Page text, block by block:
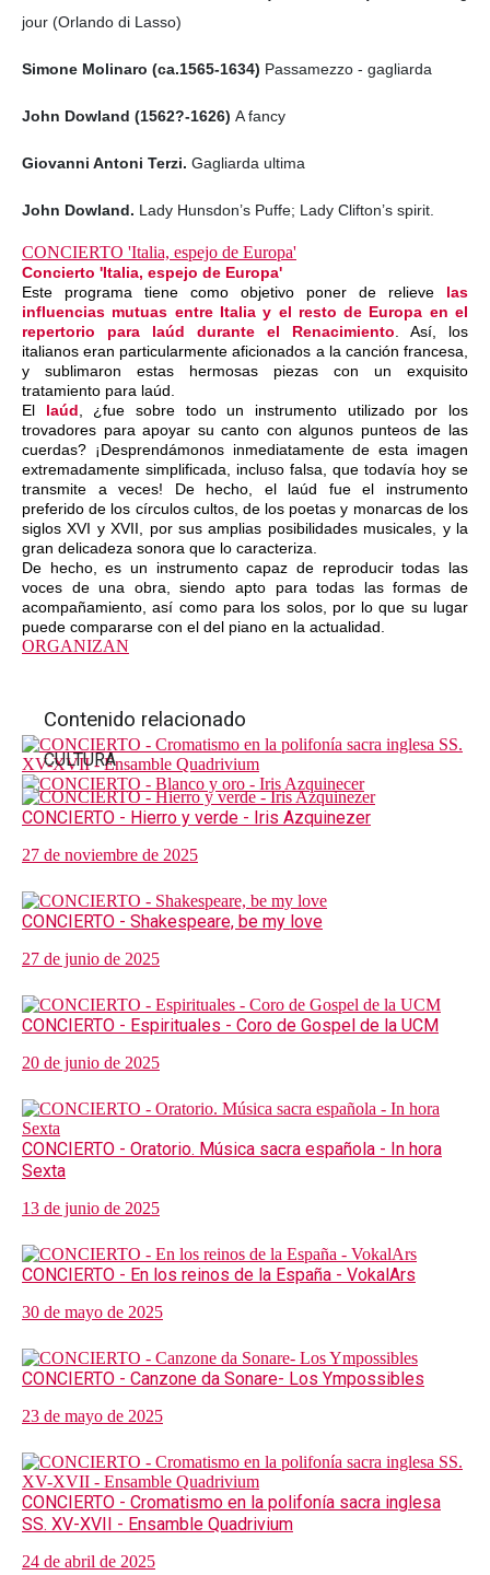
jour (Orlando di Lasso)
Simone Molinaro (ca.1565-1634) Passamezzo - gagliarda
John Dowland (1562?-1626) A fancy
Giovanni Antoni Terzi. Gagliarda ultima
John Dowland. Lady Hunsdon’s Puffe; Lady Clifton’s spirit.
CONCIERTO 'Italia, espejo de Europa'
Concierto 'Italia, espejo de Europa'
Este programa tiene como objetivo poner de relieve las
influencias mutuas entre Italia y el resto de Europa en el
repertorio para laúd durante el Renacimiento . Así, los
italianos eran particularmente aficionados a la canción francesa,
y sublimaron estas hermosas piezas con un exquisito
tratamiento para laúd.
El laúd , ¿fue sobre todo un instrumento utilizado por los
trovadores para apoyar su canto con algunos punteos de las
cuerdas? ¡Desprendámonos inmediatamente de esta imagen
extremadamente simplificada, incluso falsa, que todavía hoy se
transmite a veces! De hecho, el laúd fue el instrumento
preferido de los círculos cultos, de los poetas y monarcas de los
siglos XVI y XVII, por sus amplias posibilidades musicales, y la
gran delicadeza sonora que lo caracteriza.
De hecho, es un instrumento capaz de reproducir todas las
voces de una obra, siendo apto para todas las formas de
acompañamiento, así como para los solos, por lo que su lugar
puede compararse con el del piano en la actualidad.
ORGANIZAN
Contenido relacionado
CULTURA
CONCIERTO - Hierro y verde - Iris Azquinezer
27 de noviembre de 2025
CONCIERTO - Shakespeare, be my love
27 de junio de 2025
CONCIERTO - Espirituales - Coro de Gospel de la UCM
20 de junio de 2025
CONCIERTO - Oratorio. Música sacra española - In hora
Sexta
13 de junio de 2025
CONCIERTO - En los reinos de la España - VokalArs
30 de mayo de 2025
CONCIERTO - Canzone da Sonare- Los Ympossibles
23 de mayo de 2025
CONCIERTO - Cromatismo en la polifonía sacra inglesa
SS. XV-XVII - Ensamble Quadrivium
24 de abril de 2025